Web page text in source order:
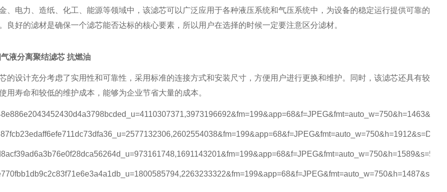
、电力、造纸、化工、能源等领域中，该滤芯可以广泛应用于各种液压系统和气压系统中，为设备的稳定运行提供可靠的
良好的滤材是确保一个滤芯能否达标的核心要素，所以用户在选择的时候一定要注意区分滤材。
液分离聚结滤芯 抗燃油
的设计充分考虑了实用性和可靠性，采用标准的连接方式和安装尺寸，方便用户进行更换和维护。同时，该滤芯还具有较
用寿命和较低的维护成本，能够为企业节省大量的成本。